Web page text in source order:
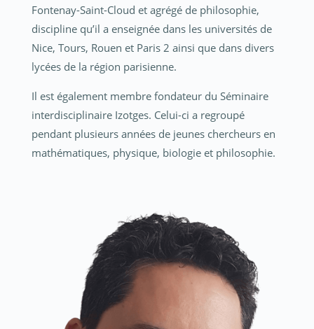
Fontenay-Saint-Cloud et agrégé de philosophie,
discipline qu’il a enseignée dans les universités de
Nice, Tours, Rouen et Paris 2 ainsi que dans divers
lycées de la région parisienne.
Il est également membre fondateur du Séminaire
interdisciplinaire Izotges. Celui-ci a regroupé
pendant plusieurs années de jeunes chercheurs en
mathématiques, physique, biologie et philosophie.